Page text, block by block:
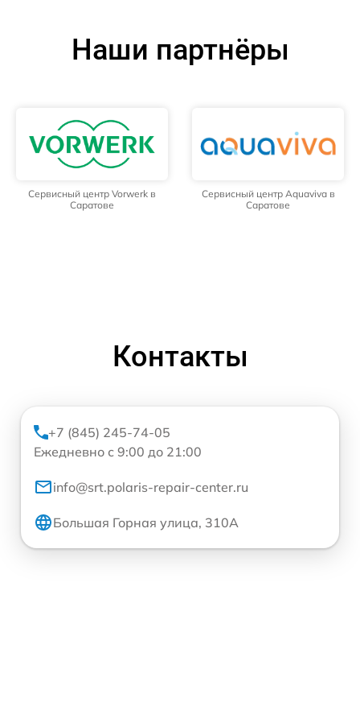
Наши партнёры
Сервисный центр Vorwerk в
Саратове
Сервисный центр Aquaviva в
Саратове
Контакты
+7 (845) 245-74-05
Ежедневно с 9:00 до 21:00
info@srt.polaris-repair-center.ru
Большая Горная улица, 310А